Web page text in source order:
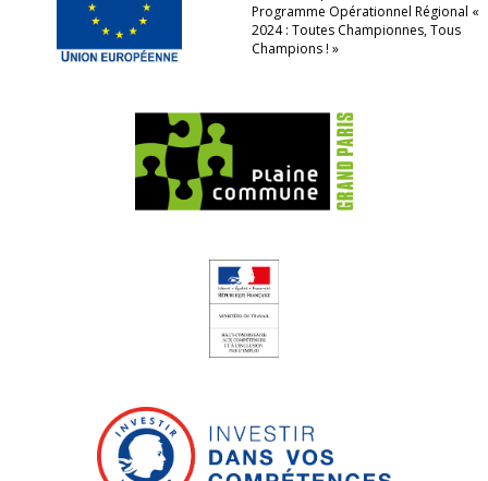
Programme Opérationnel Régional «
2024 : Toutes Championnes, Tous
Champions ! »